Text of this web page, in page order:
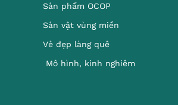
Sản phẩm OCOP
Sản vật vùng miền
Vẻ đẹp làng quê
Mô hình, kinh nghiêm